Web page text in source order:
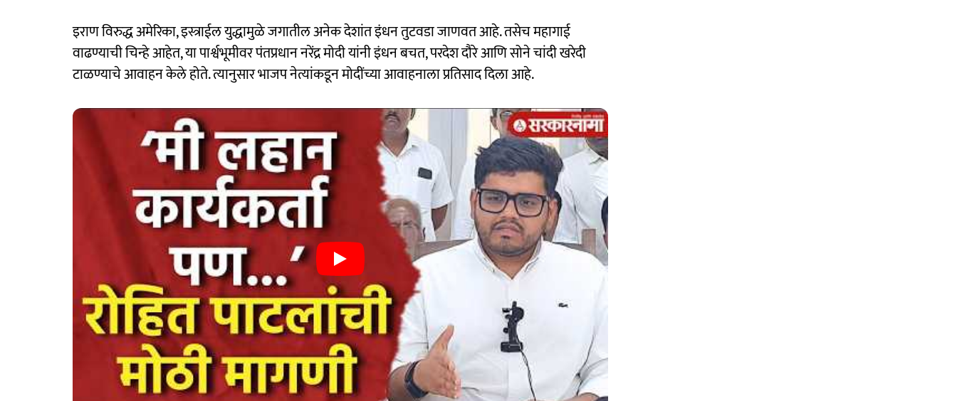
इराण विरुद्ध अमेरिका, इस्त्राईल युद्धामुळे जगातील अनेक देशांत इंधन तुटवडा जाणवत आहे. तसेच महागाई
वाढण्याची चिन्हे आहेत, या पार्श्वभूमीवर पंतप्रधान नरेंद्र मोदी यांनी इंधन बचत, परदेश दौरे आणि सोने चांदी खरेदी
टाळण्याचे आवाहन केले होते. त्यानुसार भाजप नेत्यांकडून मोदींच्या आवाहनाला प्रतिसाद दिला आहे.